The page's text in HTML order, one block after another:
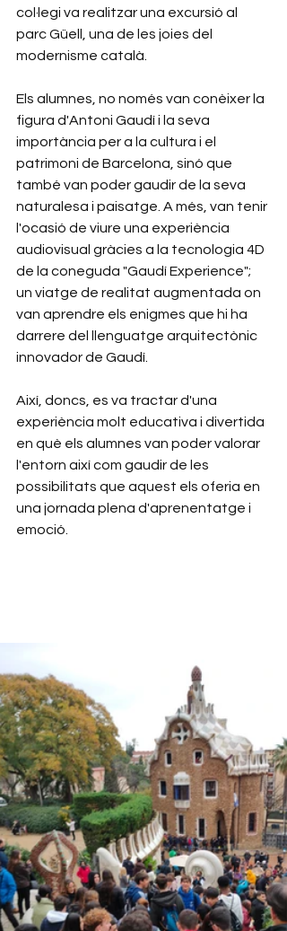
col·legi va realitzar una excursió al
parc Güell, una de les joies del
modernisme català.
Els alumnes, no només van conèixer la
figura d'Antoni Gaudí i la seva
importància per a la cultura i el
patrimoni de Barcelona, sinó que
també van poder gaudir de la seva
naturalesa i paisatge. A més, van tenir
l'ocasió de viure una experiència
audiovisual gràcies a la tecnologia 4D
de la coneguda "Gaudí Experience";
un viatge de realitat augmentada on
van aprendre els enigmes que hi ha
darrere del llenguatge arquitectònic
innovador de Gaudí.
Així, doncs, es va tractar d'una
experiència molt educativa i divertida
en què els alumnes van poder valorar
l'entorn així com gaudir de les
possibilitats que aquest els oferia en
una jornada plena d'aprenentatge i
emoció.